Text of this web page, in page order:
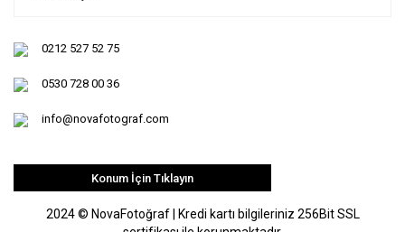
0212 527 52 75
0530 728 00 36
info@novafotograf.com
Konum İçin Tıklayın
2024 © NovaFotoğraf | Kredi kartı bilgileriniz 256Bit SSL